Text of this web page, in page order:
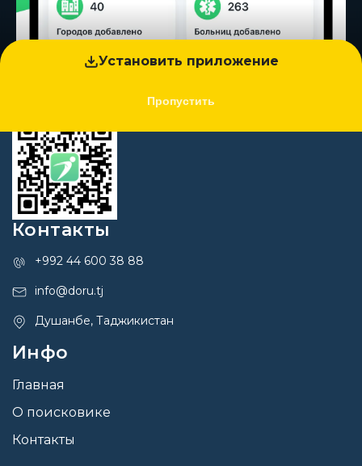
Установить приложение
Пропустить
Контакты
+992 44 600 38 88
info@doru.tj
Душанбе, Таджикистан
Инфо
Главная
О поисковике
Контакты